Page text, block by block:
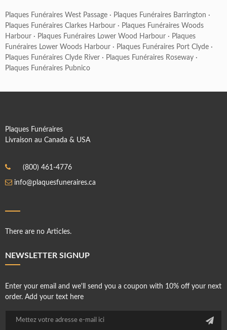
Plaques Funéraires West Passage · Plaques Funéraires Barrington ·
Plaques Funéraires Clarkes Harbour · Plaques Funéraires Woods
Harbour · Plaques Funéraires Lower Wood Harbour · Plaques
Funéraires Lower Woods Harbour · Plaques Funéraires Port Clyde ·
Plaques Funéraires Clyde River · Plaques Funéraires Roseway ·
Plaques Funéraires Pubnico
Plaques Funéraires
Livraison au Canada & USA
(800) 461-4776
info@plaquesfuneraires.ca
There are no Articles.
NEWSLETTER SIGNUP
Enter your email and we'll send you a coupon with 10% off your next
order. Add your text here